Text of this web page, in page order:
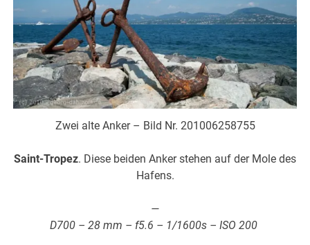
Zwei alte Anker – Bild Nr. 201006258755
Saint-Tropez. Diese beiden Anker stehen auf der Mole des
Hafens.
—
D700 – 28 mm – f5.6 – 1/1600s – ISO 200